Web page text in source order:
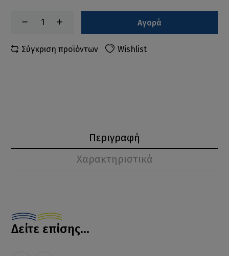
Αγορά
Σύγκριση προϊόντων Wishlist
Περιγραφή
Χαρακτηριστικά
Δείτε επίσης...